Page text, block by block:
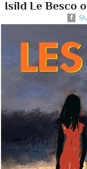
Isild Le Besco